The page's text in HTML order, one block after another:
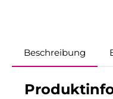
Beschreibung